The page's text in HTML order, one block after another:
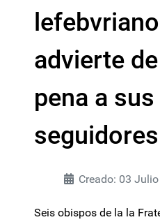
advierte
pena a
seguidores
Creado: 03
Seis obispos de la la